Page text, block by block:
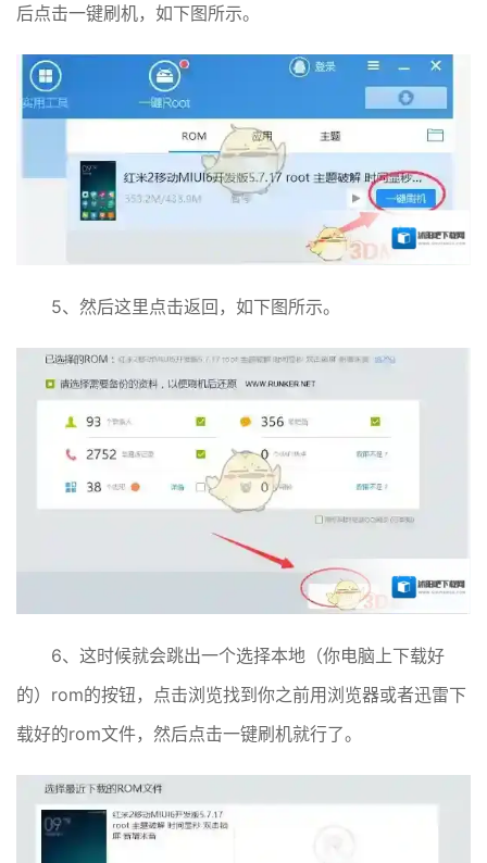
后点击一键刷机，如下图所示。
5、然后这里点击返回，如下图所示。
6、这时候就会跳出一个选择本地（你电脑上下载好
的）rom的按钮，点击浏览找到你之前用浏览器或者迅雷下
载好的rom文件，然后点击一键刷机就行了。